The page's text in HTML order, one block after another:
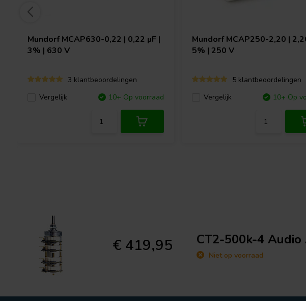
MundorfMCAP630-0,22 | 0,22 µF |
3% | 630 V
3 klantbeoordelingen
Vergelijk
10+ Op voorraad
MundorfMCAP250-2,20 |
5% | 250 V
5 klantbeoordelingen
Vergelijk
10+ Op
€ 419,95 CT2-500k-4
Niet op voorraad